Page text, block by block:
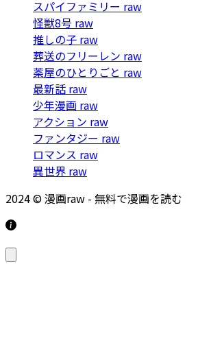
スパイファミリー raw
怪獣8号 raw
推しの子 raw
葬送のフリーレン raw
薬屋のひとりごと raw
最新話 raw
少年漫画 raw
アクション raw
ファンタジー raw
ロマンス raw
異世界 raw
2024 © 漫画raw - 無料で漫画を読む